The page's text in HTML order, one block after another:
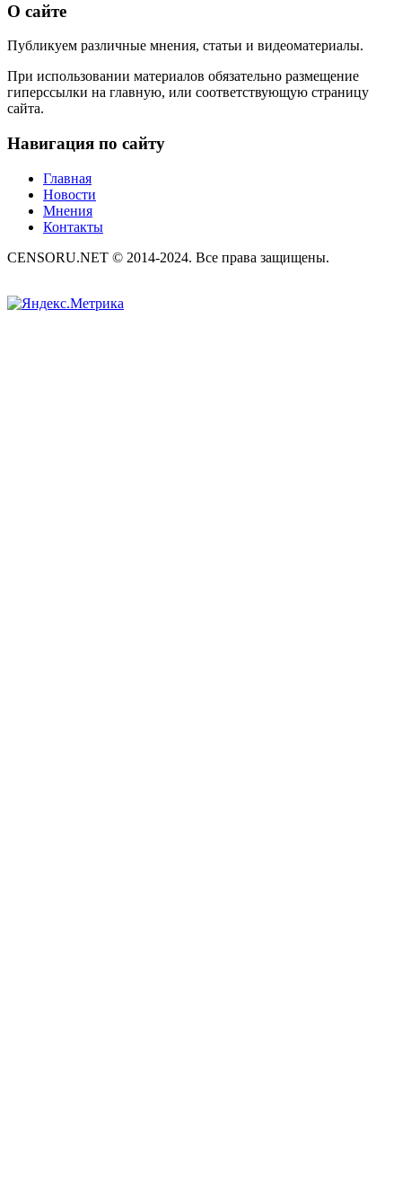
О сайте
Публикуем различные мнения, статьи и видеоматериалы.
При использовании материалов обязательно размещение
гиперссылки на главную, или соответствующую страницу
сайта.
Навигация по сайту
Главная
Новости
Мнения
Контакты
CENSORU.NET © 2014-2024. Все права защищены.